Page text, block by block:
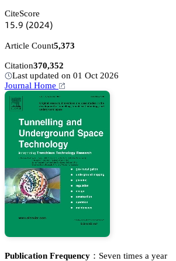
CiteScore
声逦.䟕 (缗蔡缗鋺)
Article Count5,373
Citation370,352
Last updated on 01 Oct 2026
Journal Home
Publication Frequency： Seven times a year